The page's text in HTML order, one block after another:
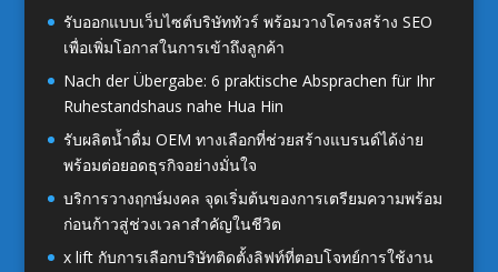
รับออกแบบเว็บไซต์บริษัททัวร์ พร้อมวางโครงสร้าง SEO
เพื่อเพิ่มโอกาสในการเข้าถึงลูกค้า
Nach der Übergabe: 6 praktische Absprachen für Ihr
Ruhestandshaus nahe Hua Hin
รับผลิตน้ำดื่ม OEM ทางเลือกที่ช่วยสร้างแบรนด์ได้ง่าย
พร้อมต่อยอดธุรกิจอย่างมั่นใจ
บริการวางฤกษ์มงคล จุดเริ่มต้นของการเตรียมความพร้อม
ก่อนก้าวสู่ช่วงเวลาสำคัญในชีวิต
x lift กับการเลือกบริษัทติดตั้งลิฟท์ที่ตอบโจทย์การใช้งาน